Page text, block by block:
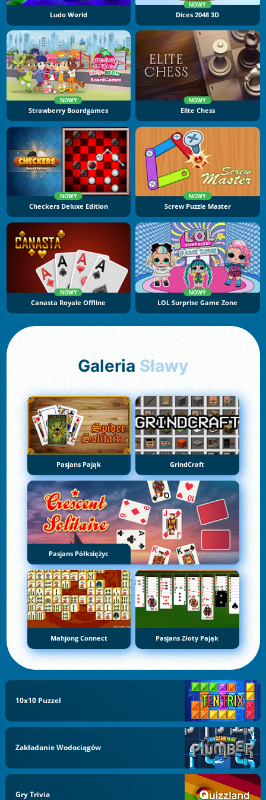
Ludo World
NOWY
Dices 2048 3D
NOWY
Strawberry Boardgames
NOWY
Elite Chess
NOWY
Checkers Deluxe Edition
NOWY
Screw Puzzle Master
NOWY
Canasta Royale Offline
NOWY
LOL Surprise Game Zone
Galeria Sławy
Pasjans Pająk GrindCraft
Pasjans Półksiężyc
Mahjong Connect Pasjans Złoty Pająk
10x10 Puzzel
Zakładanie Wodociągów
Gry Trivia